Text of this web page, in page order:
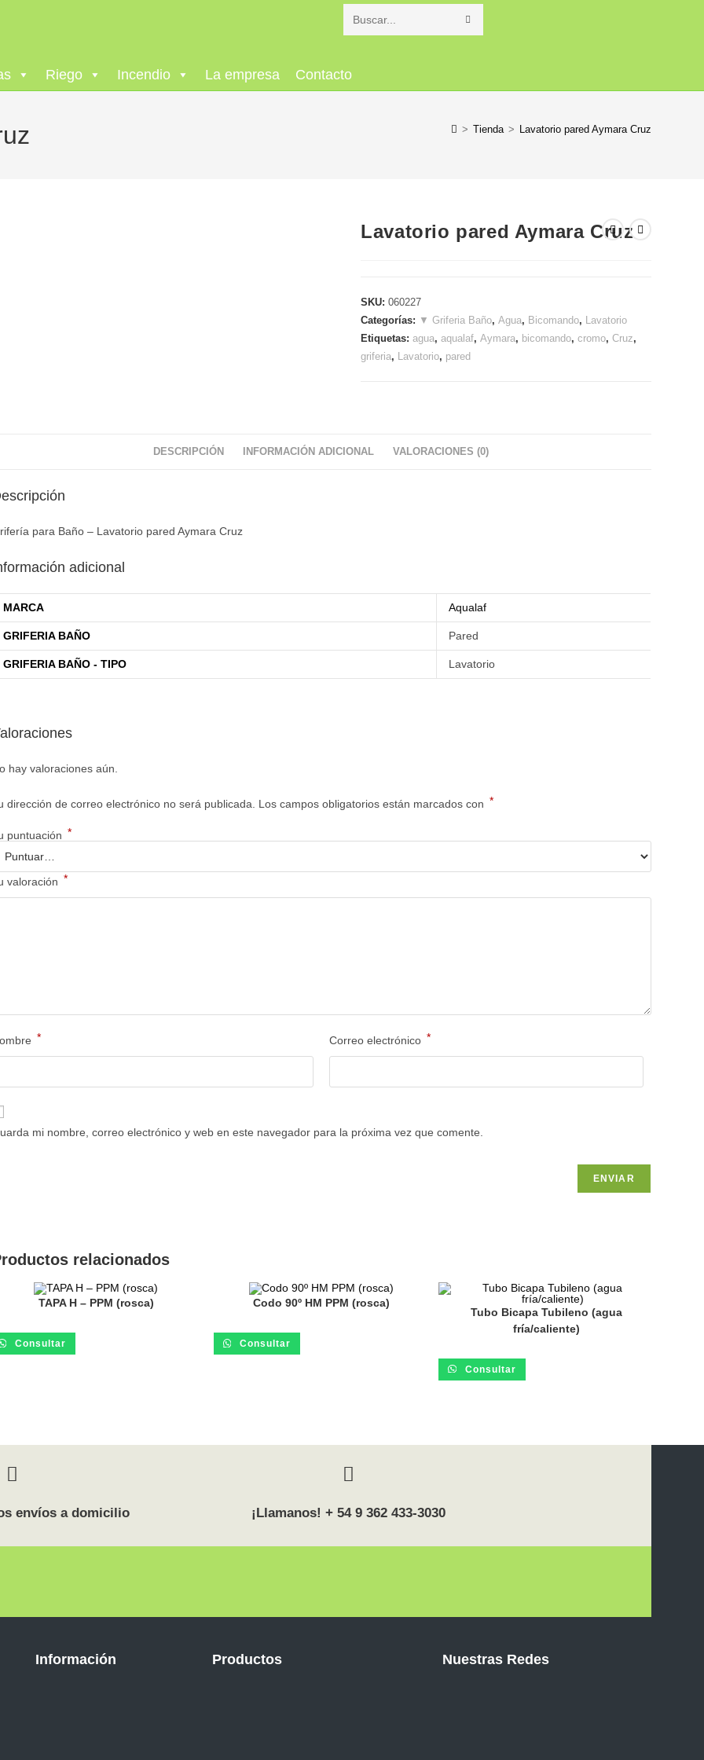
Buscar
Riego Incendio La empresa Contacto
> Tienda > Lavatorio pared Aymara Cruz
Lavatorio pared Aymara Cruz
SKU:060227
Categorías: ▼ Griferia Baño,Agua, Bicomando, Lavatorio
Etiquetas:agua,aqualaf,Aymara, bicomando,cromo,Cruz,
griferia, Lavatorio, pared
DESCRIPCIÓN INFORMACIÓN ADICIONAL VALORACIONES (0)
para Baño – Lavatorio pared Aymara Cruz
adicional
MARCA Aqualaf
GRIFERIA BAÑO Pared
GRIFERIA BAÑO - TIPO Lavatorio
hay valoraciones aún.
dirección de correo electrónico no será publicada. Los campos obligatorios están marcados con *
puntuación *
valoración *
* Correo electrónico *
mi nombre, correo electrónico y web en este navegador para la próxima vez que comente.
relacionados
TAPA H – PPM (rosca)
Consultar
Codo 90º HM PPM (rosca)
Consultar
Tubo Bicapa Tubileno (agua
fría/caliente)
Consultar
envíos a domicilio ¡Llamanos! + 54 9 362 433-3030
Información Productos Nuestras Redes